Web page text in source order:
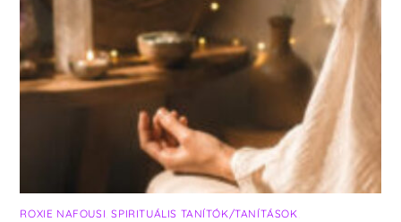
ROXIE NAFOUSI ,SPIRITUÁLIS TANÍTÓK/TANÍTÁSOK